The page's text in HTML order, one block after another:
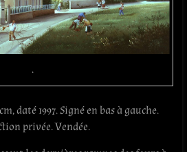
.
daté 1997. Signé en bas à gauche.
privée. Vendée.